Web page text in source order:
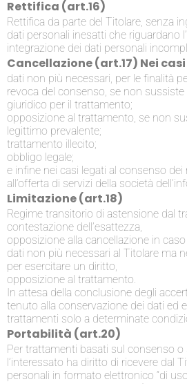
Rettifica (art.16)
Rettifica da parte del Titolare, senza
dati personali inesatti che riguardano
integrazione dei dati personali
Cancellazione (art.17) Nei
dati non più necessari, per le finalità
revoca del consenso, se non
giuridico per il trattamento;
opposizione al trattamento, se non
legittimo prevalente;
trattamento illecito;
obbligo legale;
e infine nei casi legati al consenso
all’offerta di servizi della società
Limitazione (art.18)
Regime transitorio di astensione dal
contestazione dell’esattezza,
opposizione alla cancellazione in
dati non più necessari al Titolare ma
per esercitare un diritto,
opposizione al trattamento.
In attesa della conclusione degli
tenuto alla conservazione dei dati ed
trattamenti solo a determinate
Portabilità (art.20)
Per trattamenti basati sul consenso
l’interessato ha diritto di ricevere dal
personali in formato elettronico “di